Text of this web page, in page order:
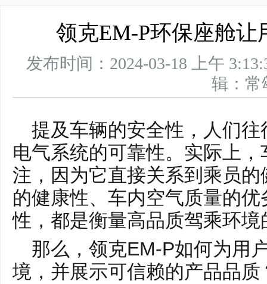
领克EM-P环保座舱
发布时间：2024-03-18 上午
辑：
提及车辆的安全性，人们
电气系统的可靠性。实际上
注，因为它直接关系到乘员
的健康性、车内空气质量的
性，都是衡量高品质驾乘环境
那么，领克EM-P如何为用
境，并展示可信赖的产品品质